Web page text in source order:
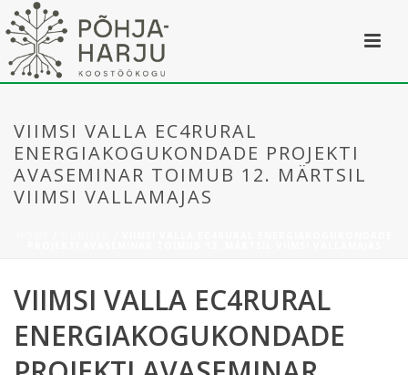
VIIMSI VALLA EC4RURAL
ENERGIAKOGUKONDADE PROJEKTI
AVASEMINAR TOIMUB 12. MÄRTSIL
VIIMSI VALLAMAJAS
VIIMSI VALLA EC4RURAL
ENERGIAKOGUKONDADE